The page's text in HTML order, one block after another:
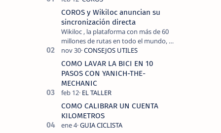
COROS y Wikiloc anuncian su
sincronización directa
Wikiloc , la plataforma con más de 60
millones de rutas en todo el mundo, y
COROS , marca de dispositivos GPS
reconocida mundialmente por su
tecnolo…
COMO LAVAR LA BICI EN 10
PASOS CON YANICH-THE-
MECHANIC
COMO CALIBRAR UN CUENTA
KILOMETROS